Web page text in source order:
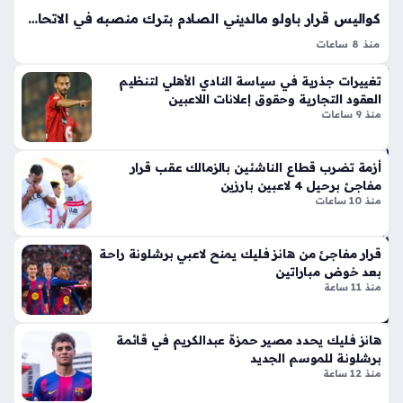
بإ
ط
لا
أيق
ونت
ها
دي
دة
ذا
ت
الإث
ني
شر
هائ
ي
منذ
3
سا
ت
تغي
ت
جذ
ري
ة
في
م
سي
رة
كواليس قرار باولو مالديني الصادم بترك منصبه في الاتحاد الإيطالي لكرة القدم
منذ 8 ساعات
شروط الثقة تمامًا، وهو الأمر الذي دفع أسطورة الدفاع للحديث
صراحة عن كواليس مشروعه الذي تعثر في مهده. لقد كانت…
تغييرات جذرية في سياسة النادي الأهلي لتنظيم
العقود التجارية وحقوق إعلانات اللاعبين
منذ 9 ساعات
أزمة تضرب قطاع الناشئين بالزمالك عقب قرار
مفاجئ برحيل 4 لاعبين بارزين
منذ 10 ساعات
قرار مفاجئ من هانز فليك يمنح لاعبي برشلونة راحة
بعد خوض مباراتين
منذ 11 ساعة
هانز فليك يحدد مصير حمزة عبدالكريم في قائمة
برشلونة للموسم الجديد
منذ 12 ساعة